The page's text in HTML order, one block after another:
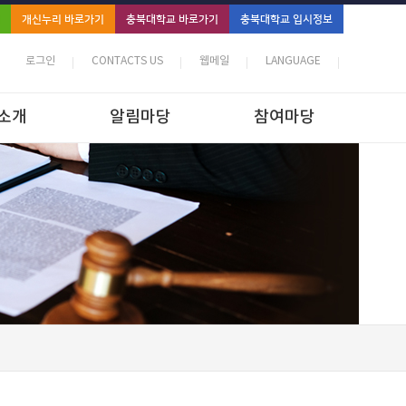
개신누리 바로가기 충북대학교 바로가기 충북대학교 입시정보
로그인 CONTACTS US 웹메일 LANGUAGE
개 알림마당 참여마당